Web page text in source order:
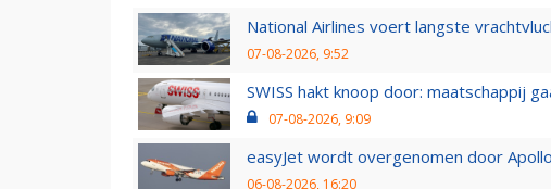
National Airlines voert langste
07-08-2026, 9:52
SWISS hakt knoop door: maatschappij
07-08-2026, 9:09
easyJet wordt overgenomen door
06-08-2026, 16:20